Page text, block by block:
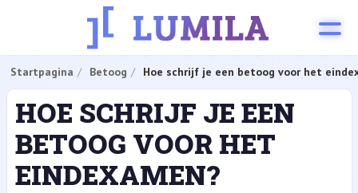
Startpagina Betoog Hoe schrijf je een betoog voor het
HOE SCHRIJF JE EEN
BETOOG VOOR HET
EINDEXAMEN?